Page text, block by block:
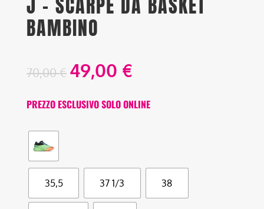
BAMBINO
70,00€ 49,00 €
PREZZO ESCLUSIVO SOLO ONLINE
35,5 37 1/3 38